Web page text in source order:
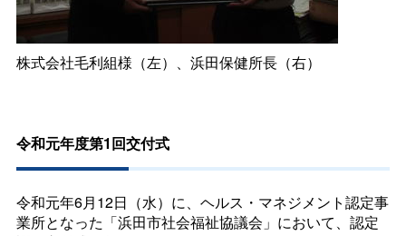
株式会社毛利組様（左）、浜田保健所長（右）
令和元年度第1回交付式
令和元年6月12日（水）に、ヘルス・マネジメント認定事
業所となった「浜田市社会福祉協議会」において、認定